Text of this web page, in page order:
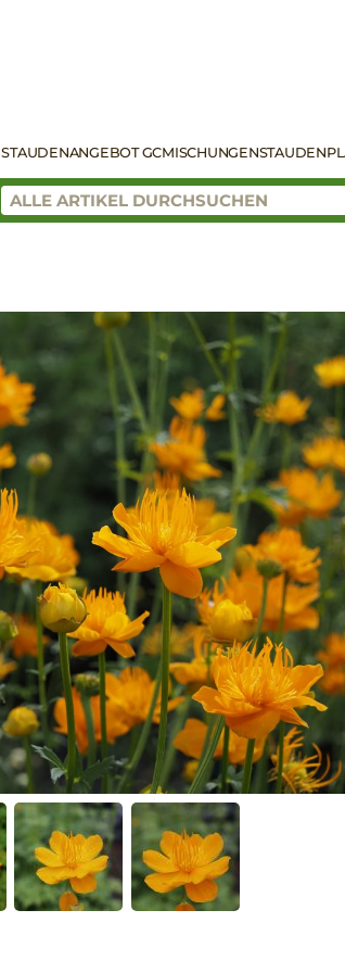
STAUDENANGEBOT GCMISCHUNGEN